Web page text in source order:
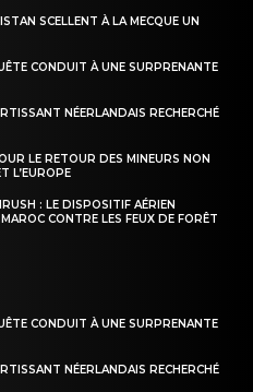
de
SCELLENT À LA MECQUE UN
CONDUIT À UNE SURPRENANTE
NÉERLANDAIS RECHERCHÉ
LE RETOUR DES MINEURS NON
L’EUROPE
: LE DISPOSITIF AÉRIEN
CONTRE LES FEUX DE FORÊT
CONDUIT À UNE SURPRENANTE
NÉERLANDAIS RECHERCHÉ